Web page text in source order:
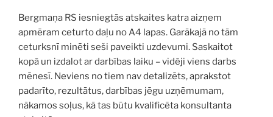
Bergmaņa RS iesniegtās atskaites katra aizņem
apmēram ceturto daļu no A4 lapas. Garākajā no tām
ceturksnī minēti seši paveikti uzdevumi. Saskaitot
kopā un izdalot ar darbības laiku – vidēji viens darbs
mēnesī. Neviens no tiem nav detalizēts, aprakstot
padarīto, rezultātus, darbības jēgu uzņēmumam,
nākamos soļus, kā tas būtu kvalificēta konsultanta